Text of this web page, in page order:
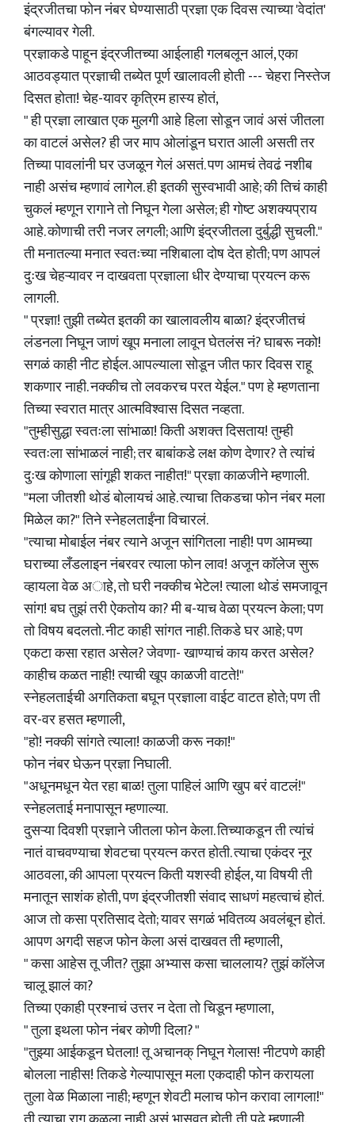
इंद्रजीतचा फोन नंबर घेण्यासाठी प्रज्ञा एक दिवस त्याच्या 'वेदांत'
बंगल्यावर गेली.
प्रज्ञाकडे पाहून इंद्रजीतच्या आईलाही गलबलून आलं, एका
आठवड्यात प्रज्ञाची तब्येत पूर्ण खालावली होती --- चेहरा निस्तेज
दिसत होता! चेह-यावर कृत्रिम हास्य होतं,
" ही प्रज्ञा लाखात एक मुलगी आहे हिला सोडून जावं असं जीतला
का वाटलं असेल? ही जर माप ओलांडून घरात आली असती तर
तिच्या पावलांनी घर उजळून गेलं असतं. पण आमचं तेवढं नशीब
नाही असंच म्हणावं लागेल. ही इतकी सुस्वभावी आहे; की तिचं काही
चुकलं म्हणून रागाने तो निघून गेला असेल; ही गोष्ट अशक्यप्राय
आहे. कोणाची तरी नजर लगली; आणि इंद्रजीतला दुर्बुद्धी सुचली."
ती मनातल्या मनात स्वतःच्या नशिबाला दोष देत होती; पण आपलं
दुःख चेहऱ्यावर न दाखवता प्रज्ञाला धीर देण्याचा प्रयत्न करू
लागली.
" प्रज्ञा! तुझी तब्येत इतकी का खालावलीय बाळा? इंद्रजीतचं
लंडनला निघून जाणं खूप मनाला लावून घेतलंस नं? घाबरू नको!
सगळं काही नीट होईल. आपल्याला सोडून जीत फार दिवस राहू
शकणार नाही. नक्कीच तो लवकरच परत येईल." पण हे म्हणताना
तिच्या स्वरात मात्र आत्मविश्वास दिसत नव्हता.
"तुम्हीसुद्धा स्वतःला सांभाळा! किती अशक्त दिसताय! तुम्ही
स्वतःला सांभाळलं नाही; तर बाबांकडे लक्ष कोण देणार? ते त्यांचं
दुःख कोणाला सांगूही शकत नाहीत!" प्रज्ञा काळजीने म्हणाली.
"मला जीतशी थोडं बोलायचं आहे. त्याचा तिकडचा फोन नंबर मला
मिळेल का?" तिने स्नेहलताईंना विचारलं.
"त्याचा मोबाईल नंबर त्याने अजून सांगितला नाही! पण आमच्या
घराच्या लँडलाइन नंबरवर त्याला फोन लाव! अजून काॅलेज सुरू
व्हायला वेळ अाहे, तो घरी नक्कीच भेटेल! त्याला थोडं समजावून
सांग! बघ तुझं तरी ऐकतोय का? मी ब-याच वेळा प्रयत्न केला; पण
तो विषय बदलतो. नीट काही सांगत नाही. तिकडे घर आहे; पण
एकटा कसा रहात असेल? जेवणा- खाण्याचं काय करत असेल?
काहीच कळत नाही! त्याची खूप काळजी वाटते!"
स्नेहलताईची अगतिकता बघून प्रज्ञाला वाईट वाटत होते; पण ती
वर-वर हसत म्हणाली,
"हो! नक्की सांगते त्याला! काळजी करू नका!"
फोन नंबर घेऊन प्रज्ञा निघाली.
"अधूनमधून येत रहा बाळ! तुला पाहिलं आणि खुप बरं वाटलं!"
स्नेहलताई मनापासून म्हणाल्या.
दुसऱ्या दिवशी प्रज्ञाने जीतला फोन केला. तिच्याकडून ती त्यांचं
नातं वाचवण्याचा शेवटचा प्रयत्न करत होती. त्याचा एकंदर नूर
आठवला, की आपला प्रयत्न किती यशस्वी होईल, या विषयी ती
मनातून साशंक होती, पण इंद्रजीतशी संवाद साधणं महत्वाचं होतं.
आज तो कसा प्रतिसाद देतो; यावर सगळं भवितव्य अवलंबून होतं.
आपण अगदी सहज फोन केला असं दाखवत ती म्हणाली,
" कसा आहेस तू जीत? तुझा अभ्यास कसा चाललाय? तुझं काॅलेज
चालू झालं का?
तिच्या एकाही प्रश्नाचं उत्तर न देता तो चिडून म्हणाला,
" तुला इथला फोन नंबर कोणी दिला? "
"तुझ्या आईकडून घेतला! तू अचानक् निघून गेलास! नीटपणे काही
बोलला नाहीस! तिकडे गेल्यापासून मला एकदाही फोन करायला
तुला वेळ मिळाला नाही; म्हणून शेवटी मलाच फोन करावा लागला!"